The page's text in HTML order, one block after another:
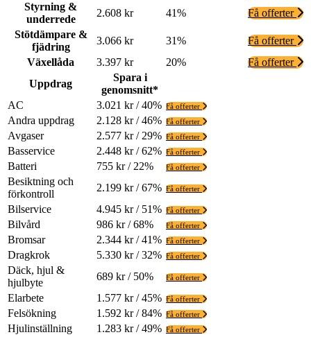
Styrning &
underrede
2.608 kr 41%
Få offerter
Stötdämpare &
fjädring
3.066 kr 31%
Få offerter
Växellåda
3.397 kr 20%
Få offerter
Uppdrag
Spara i
genomsnitt*
AC
3.021 kr / 40% Få offerter
Andra uppdrag 2.128 kr / 46% Få offerter
Avgaser 2.577 kr / 29% Få offerter
Basservice 2.448 kr / 62% Få offerter
Batteri 755 kr / 22% Få offerter
Besiktning och
förkontroll
2.199 kr / 67% Få offerter
Bilservice 4.945 kr / 51% Få offerter
Bilvård 986 kr / 68% Få offerter
Bromsar 2.344 kr / 41% Få offerter
Dragkrok 5.330 kr / 32% Få offerter
Däck, hjul &
hjulbyte
689 kr / 50% Få offerter
Elarbete 1.577 kr / 45% Få offerter
Felsökning 1.592 kr / 84% Få offerter
Hjulinställning 1.283 kr / 49% Få offerter